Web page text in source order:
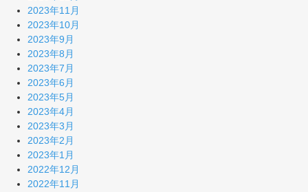
2023年11月
2023年10月
2023年9月
2023年8月
2023年7月
2023年6月
2023年5月
2023年4月
2023年3月
2023年2月
2023年1月
2022年12月
2022年11月